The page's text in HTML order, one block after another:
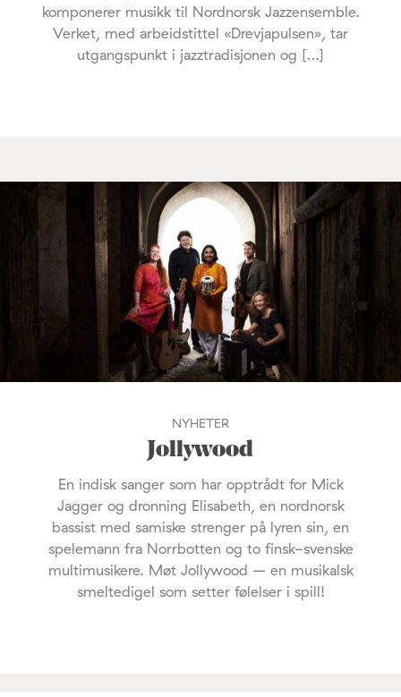
komponerer musikk til Nordnorsk Jazzensemble.
Verket, med arbeidstittel «Drevjapulsen», tar
utgangspunkt i jazztradisjonen og […]
NYHETER
Jollywood
En indisk sanger som har opptrådt for Mick
Jagger og dronning Elisabeth, en nordnorsk
bassist med samiske strenger på lyren sin, en
spelemann fra Norrbotten og to finsk-svenske
multimusikere. Møt Jollywood – en musikalsk
smeltedigel som setter følelser i spill!